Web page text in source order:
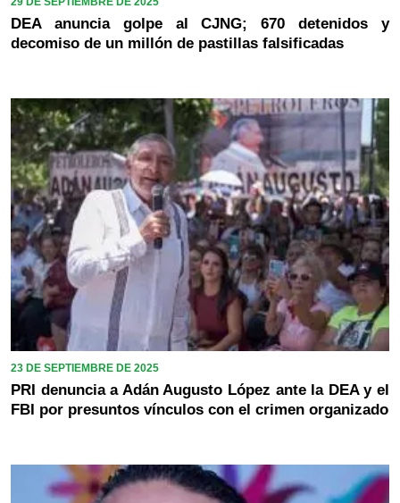
DEA anuncia golpe al CJNG; 670 detenidos y
decomiso de un millón de pastillas falsificadas
23 DE SEPTIEMBRE DE 2025
PRI denuncia a Adán Augusto López ante la DEA y el
FBI por presuntos vínculos con el crimen organizado